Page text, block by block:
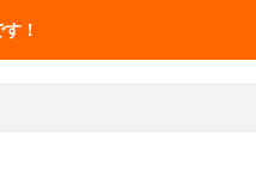
！